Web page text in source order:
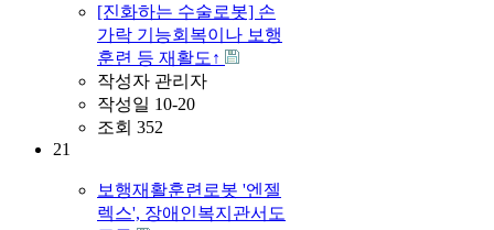
[진화하는 수술로봇] 손
가락 기능회복이나 보행
훈련 등 재활도↑
작성자 관리자
작성일 10-20
조회 352
21
보행재활훈련로봇 '엔젤
렉스', 장애인복지관서도